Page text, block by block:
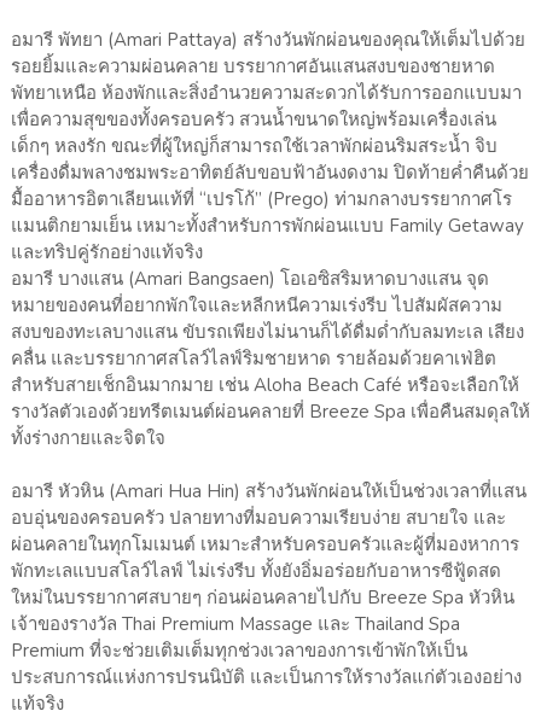
อมารี พัทยา (Amari Pattaya) สร้างวันพักผ่อนของคุณให้เต็มไปด้วย
รอยยิ้มและความผ่อนคลาย บรรยากาศอันแสนสงบของชายหาด
พัทยาเหนือ ห้องพักและสิ่งอำนวยความสะดวกได้รับการออกแบบมา
เพื่อความสุขของทั้งครอบครัว สวนน้ำขนาดใหญ่พร้อมเครื่องเล่น
เด็กๆ หลงรัก ขณะที่ผู้ใหญ่ก็สามารถใช้เวลาพักผ่อนริมสระน้ำ จิบ
เครื่องดื่มพลางชมพระอาทิตย์ลับขอบฟ้าอันงดงาม ปิดท้ายค่ำคืนด้วย
มื้ออาหารอิตาเลียนแท้ที่ “เปรโก้” (Prego) ท่ามกลางบรรยากาศโร
แมนติกยามเย็น เหมาะทั้งสำหรับการพักผ่อนแบบ Family Getaway
และทริปคู่รักอย่างแท้จริง
อมารี บางแสน (Amari Bangsaen) โอเอซิสริมหาดบางแสน จุด
หมายของคนที่อยากพักใจและหลีกหนีความเร่งรีบ ไปสัมผัสความ
สงบของทะเลบางแสน ขับรถเพียงไม่นานก็ได้ดื่มด่ำกับลมทะเล เสียง
คลื่น และบรรยากาศสโลว์ไลฟ์ริมชายหาด รายล้อมด้วยคาเฟ่ฮิต
สำหรับสายเช็กอินมากมาย เช่น Aloha Beach Café หรือจะเลือกให้
รางวัลตัวเองด้วยทรีตเมนต์ผ่อนคลายที่ Breeze Spa เพื่อคืนสมดุลให้
ทั้งร่างกายและจิตใจ
อมารี หัวหิน (Amari Hua Hin) สร้างวันพักผ่อนให้เป็นช่วงเวลาที่แสน
อบอุ่นของครอบครัว ปลายทางที่มอบความเรียบง่าย สบายใจ และ
ผ่อนคลายในทุกโมเมนต์ เหมาะสำหรับครอบครัวและผู้ที่มองหาการ
พักทะเลแบบสโลว์ไลฟ์ ไม่เร่งรีบ ทั้งยังอิ่มอร่อยกับอาหารซีฟู้ดสด
ใหม่ในบรรยากาศสบายๆ ก่อนผ่อนคลายไปกับ Breeze Spa หัวหิน
เจ้าของรางวัล Thai Premium Massage และ Thailand Spa
Premium ที่จะช่วยเติมเต็มทุกช่วงเวลาของการเข้าพักให้เป็น
ประสบการณ์แห่งการปรนนิบัติ และเป็นการให้รางวัลแก่ตัวเองอย่าง
แท้จริง